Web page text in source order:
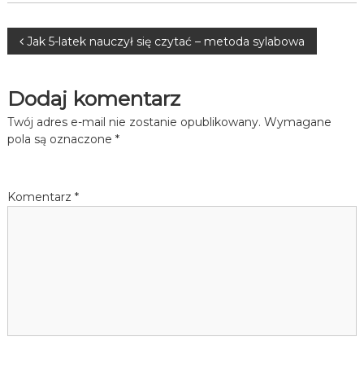
Nawigacja
Jak 5-latek nauczył się czytać – metoda sylabowa
Dodaj komentarz
Twój adres e-mail nie zostanie opublikowany. Wymagane
pola są oznaczone *
Komentarz *